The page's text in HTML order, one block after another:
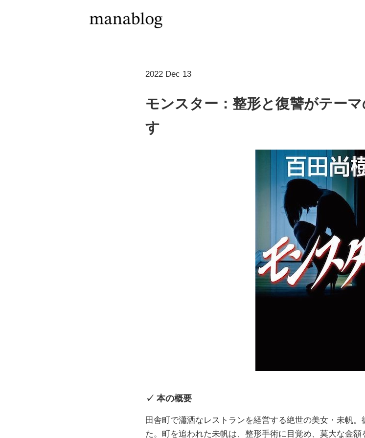
2022 Dec 13
モンスター：整形と復讐がテー
す
本の概要
田舎町で瀟洒なレストランを経営する絶世の美女・未帆
た。町を追われた未帆は、整形手術に目覚め、莫大な金額